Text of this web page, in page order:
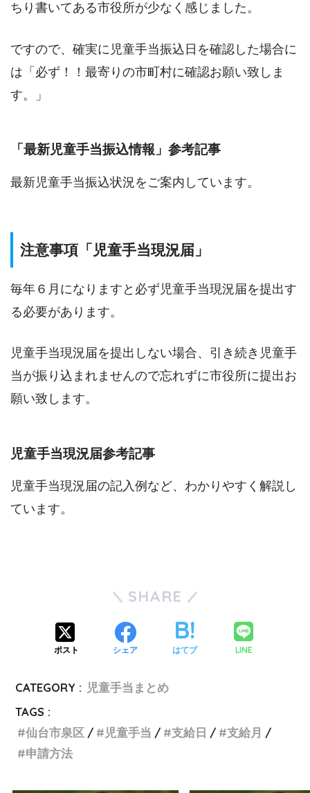
ちり書いてある市役所が少なく感じました。
ですので、確実に児童手当振込日を確認した場合に
は「必ず！！最寄りの市町村に確認お願い致しま
す。」
「最新児童手当振込情報」参考記事
最新児童手当振込状況をご案内しています。
注意事項「児童手当現況届」
毎年６月になりますと必ず児童手当現況届を提出す
る必要があります。
児童手当現況届を提出しない場合、引き続き児童手
当が振り込まれませんので忘れずに市役所に提出お
願い致します。
児童手当現況届参考記事
児童手当現況届の記入例など、わかりやすく解説し
ています。
SHARE
ポスト シェア はてブ LINE
CATEGORY : 児童手当まとめ
TAGS :
仙台市泉区
児童手当 支給日
支給月
申請方法